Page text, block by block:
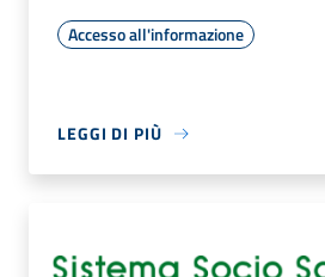
Accesso all'informazione
LEGGI DI PIÙ